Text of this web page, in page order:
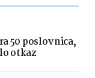
50 poslovnica,
otkaz